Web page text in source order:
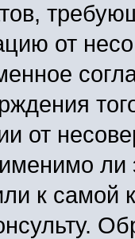
от
от
ли
к самой